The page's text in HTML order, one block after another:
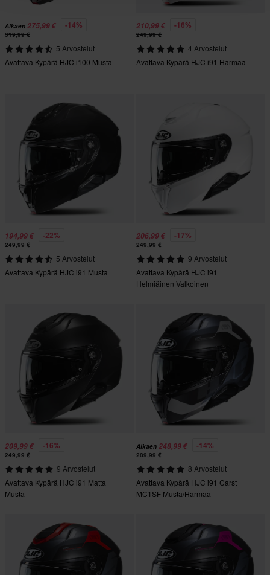
Alkaen 275,99 € -14%
319,99 €
5 Arvostelut
Avattava Kypärä HJC i100 Musta
210,99 € -16%
249,99 €
4 Arvostelut
Avattava Kypärä HJC i91 Harmaa
194,99 € -22%
249,99 €
5 Arvostelut
Avattava Kypärä HJC i91 Musta
206,99 € -17%
249,99 €
9 Arvostelut
Avattava Kypärä HJC i91
Helmiäinen Valkoinen
209,99 € -16%
249,99 €
9 Arvostelut
Avattava Kypärä HJC i91 Matta
Musta
Alkaen 248,99 € -14%
289,99 €
8 Arvostelut
Avattava Kypärä HJC i91 Carst
MC1SF Musta/Harmaa